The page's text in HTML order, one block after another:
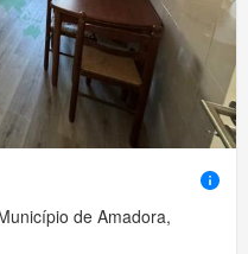
de Amadora,